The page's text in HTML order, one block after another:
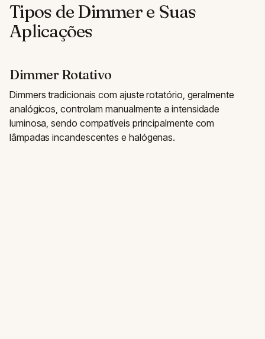
Tipos de Dimmer e Suas
Aplicações
Dimmer Rotativo
Dimmers tradicionais com ajuste rotatório, geralmente
analógicos, controlam manualmente a intensidade
luminosa, sendo compatíveis principalmente com
lâmpadas incandescentes e halógenas.